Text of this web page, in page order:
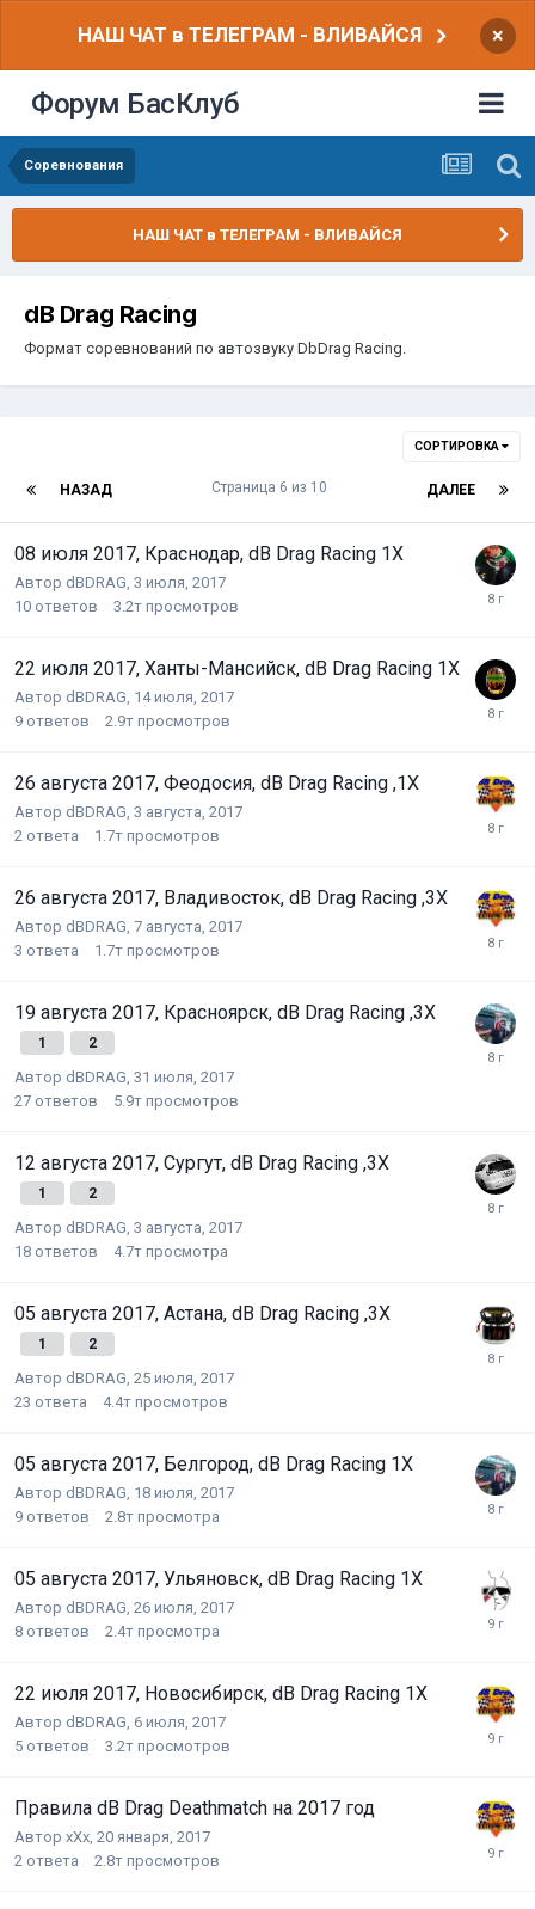
НАШ ЧАТ в ТЕЛЕГРАМ - ВЛИВАЙСЯ ×
Форум БасКлуб
Соревнования
НАШ ЧАТ в ТЕЛЕГРАМ - ВЛИВАЙСЯ
dB Drag Racing
Формат соревнований по автозвуку DbDrag Racing.
СОРТИРОВКА
НАЗАД ДАЛЕЕ
Страница 6 из 10
08 июля 2017, Краснодар, dB Drag Racing 1X
Автор dBDRAG 3 июля, 2017
10 ответов 3.2т просмотров
22 июля 2017, Ханты-Мансийск, dB Drag Racing 1Х
Автор dBDRAG 14 июля, 2017
9 ответов 2.9т просмотров
26 августа 2017, Феодосия, dB Drag Racing ,1X
Автор dBDRAG 3 августа, 2017
2 ответа 1.7т просмотров
26 августа 2017, Владивосток, dB Drag Racing ,3X
Автор dBDRAG 7 августа, 2017
3 ответа 1.7т просмотров
19 августа 2017, Красноярск, dB Drag Racing ,3X
1 2
Автор dBDRAG 31 июля, 2017
27 ответов 5.9т просмотров
12 августа 2017, Сургут, dB Drag Racing ,3X
1 2
Автор dBDRAG 3 августа, 2017
18 ответов 4.7т просмотра
05 августа 2017, Астана, dB Drag Racing ,3X
1 2
Автор dBDRAG 25 июля, 2017
23 ответа 4.4т просмотров
05 августа 2017, Белгород, dB Drag Racing 1X
Автор dBDRAG 18 июля, 2017
9 ответов 2.8т просмотра
05 августа 2017, Ульяновск, dB Drag Racing 1X
Автор dBDRAG 26 июля, 2017
8 ответов 2.4т просмотра
22 июля 2017, Новосибирск, dB Drag Racing 1Х
Автор dBDRAG 6 июля, 2017
5 ответов 3.2т просмотров
Правила dB Drag Deathmatch на 2017 год
Автор xXx 20 января, 2017
2 ответа 2.8т просмотров